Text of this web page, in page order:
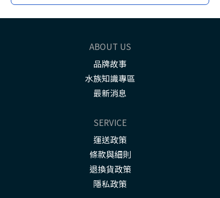
ABOUT US
品牌故事
水族知識專區
最新消息
SERVICE
運送政策
條款與細則
退換貨政策
隱私政策